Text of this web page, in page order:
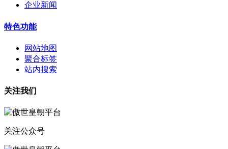
企业新闻
特色功能
网站地图
聚合标签
站内搜索
关注我们
关注公众号